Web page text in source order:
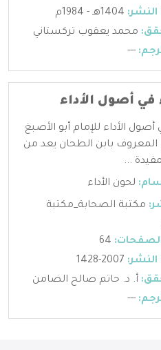
محمد يعقوب تركستاني
---
في أصول الأداء
أصول الأداء للإمام أبو الأصبغ
المعروف بابن الطحان يعد من
...
لحون الأداء
مكتبة الصحابة_مكتبة
أ. د. حاتم صالح الضامن
---